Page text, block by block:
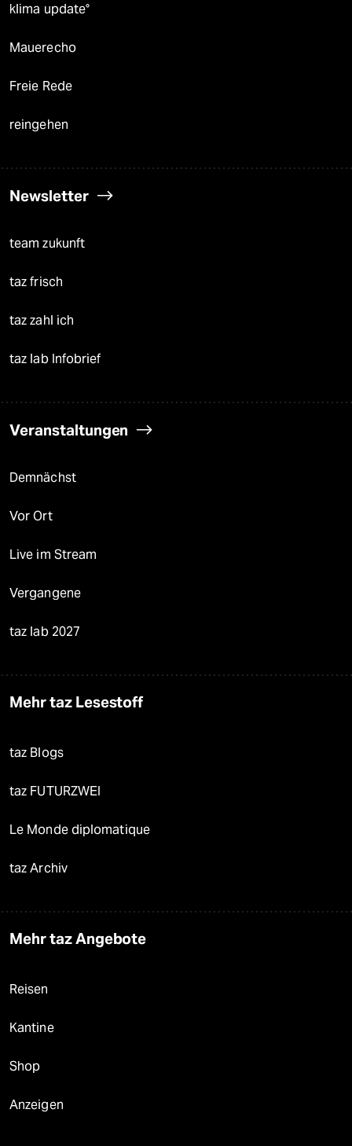
klima update°
Mauerecho
Freie Rede
reingehen
Newsletter
team zukunft
taz frisch
taz zahl ich
taz lab Infobrief
Veranstaltungen
Demnächst
Vor Ort
Live im Stream
Vergangene
taz lab 2027
Mehr taz Lesestoff
taz Blogs
taz FUTURZWEI
Le Monde diplomatique
taz Archiv
Mehr taz Angebote
Reisen
Kantine
Shop
Anzeigen